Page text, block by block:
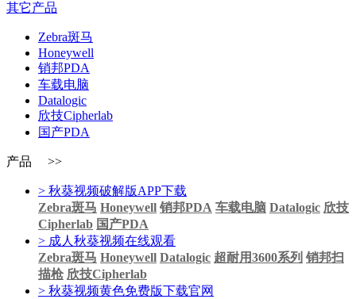
其它产品
Zebra斑马
Honeywell
销邦PDA
车载电脑
Datalogic
欣技Cipherlab
国产PDA
产品 >>
> 秋葵视频破解版APP下载
Zebra斑马 Honeywell 销邦PDA 车载电脑 Datalogic 欣技
Cipherlab 国产PDA
> 成人秋葵视频在线观看
Zebra斑马 Honeywell Datalogic 超耐用3600系列 销邦扫
描枪 欣技Cipherlab
> 秋葵视频黄色免费版下载官网